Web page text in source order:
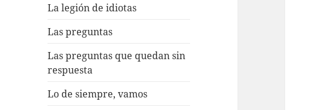
La legión de idiotas
Las preguntas
Las preguntas que quedan sin
respuesta
Lo de siempre, vamos